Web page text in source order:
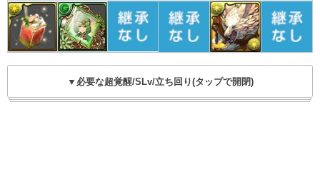
▼必要な超覚醒/SLv/立ち回り(タップで開閉)